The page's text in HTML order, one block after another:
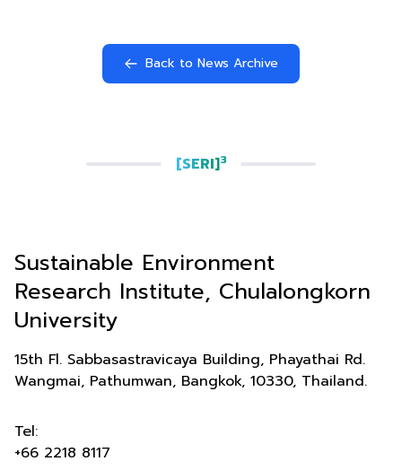
Back to News Archive
[SERI]3
Sustainable Environment
Research Institute, Chulalongkorn
University
15th Fl. Sabbasastravicaya Building, Phayathai Rd.
Wangmai, Pathumwan, Bangkok, 10330, Thailand.
Tel:
+66 2218 8117